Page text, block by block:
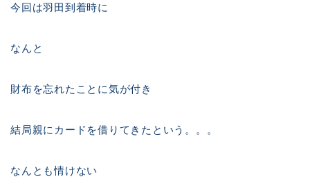
今回は羽田到着時に
なんと
財布を忘れたことに気が付き
結局親にカードを借りてきたという。。。
なんとも情けない